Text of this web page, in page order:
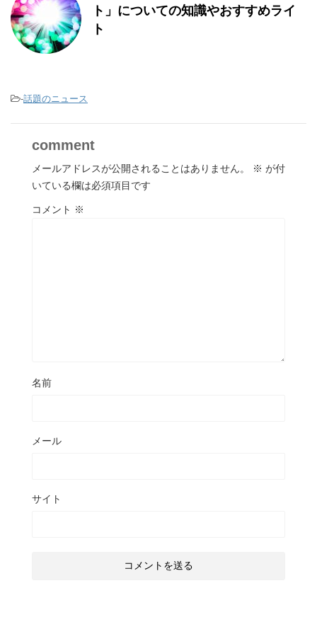
ト」についての知識やおすすめライ
ト
-話題のニュース
comment
メールアドレスが公開されることはありません。 ※ が付
いている欄は必須項目です
コメント ※
名前
メール
サイト